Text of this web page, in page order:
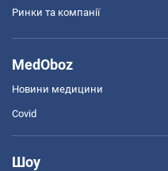
Ринки та компанії
MedOboz
Новини медицини
Covid
Шоу